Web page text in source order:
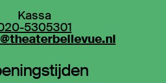
Kassa
5305301